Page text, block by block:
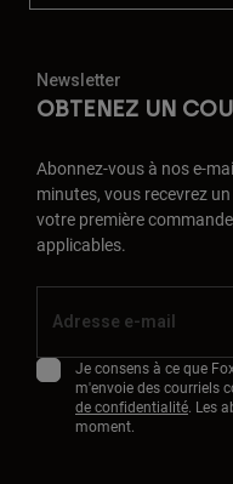
Newsletter
OBTENEZ UN
Abonnez-vous à nos e-
minutes, vous recevrez
votre première
applicables.
Je consens à ce que
m'envoie des courriels
de confidentialité. Les
moment.